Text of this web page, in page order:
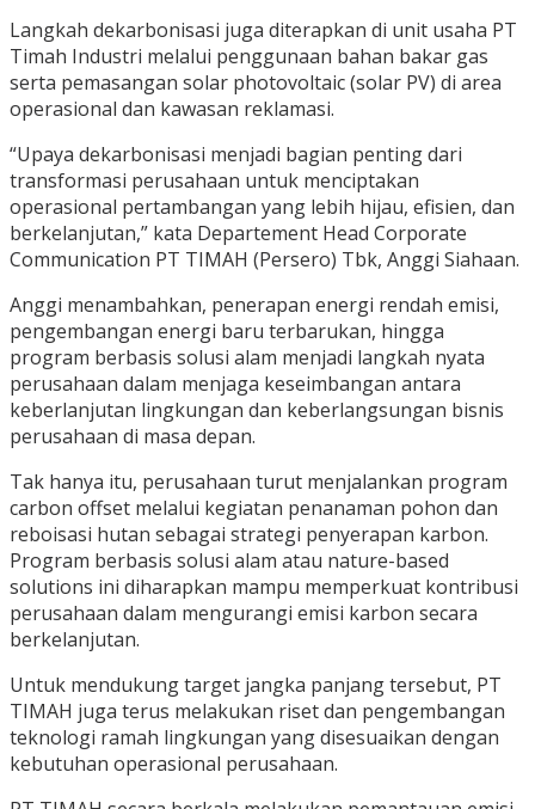
Langkah dekarbonisasi juga diterapkan di unit usaha PT
Timah Industri melalui penggunaan bahan bakar gas
serta pemasangan solar photovoltaic (solar PV) di area
operasional dan kawasan reklamasi.
“Upaya dekarbonisasi menjadi bagian penting dari
transformasi perusahaan untuk menciptakan
operasional pertambangan yang lebih hijau, efisien, dan
berkelanjutan,” kata Departement Head Corporate
Communication PT TIMAH (Persero) Tbk, Anggi Siahaan.
Anggi menambahkan, penerapan energi rendah emisi,
pengembangan energi baru terbarukan, hingga
program berbasis solusi alam menjadi langkah nyata
perusahaan dalam menjaga keseimbangan antara
keberlanjutan lingkungan dan keberlangsungan bisnis
perusahaan di masa depan.
Tak hanya itu, perusahaan turut menjalankan program
carbon offset melalui kegiatan penanaman pohon dan
reboisasi hutan sebagai strategi penyerapan karbon.
Program berbasis solusi alam atau nature-based
solutions ini diharapkan mampu memperkuat kontribusi
perusahaan dalam mengurangi emisi karbon secara
berkelanjutan.
Untuk mendukung target jangka panjang tersebut, PT
TIMAH juga terus melakukan riset dan pengembangan
teknologi ramah lingkungan yang disesuaikan dengan
kebutuhan operasional perusahaan.